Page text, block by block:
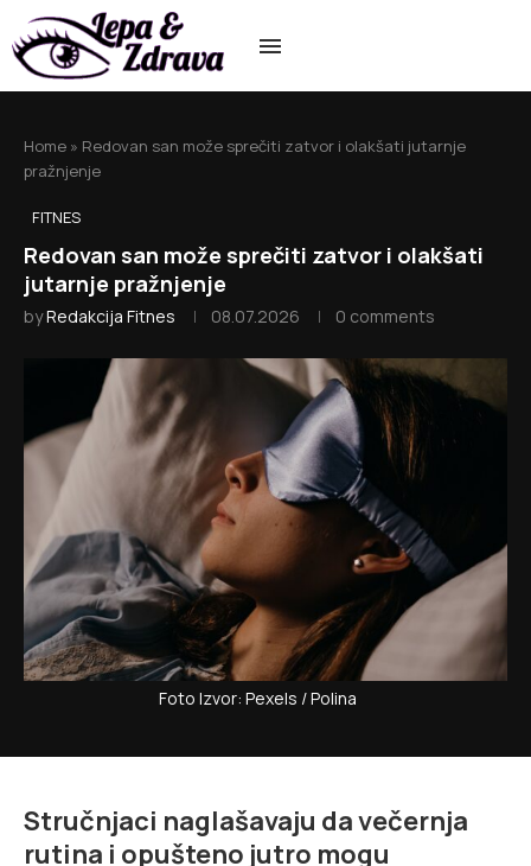
Home » Redovan san može sprečiti zatvor i olakšati jutarnje
pražnjenje
FITNES
Redovan san može sprečiti zatvor i olakšati
jutarnje pražnjenje
byRedakcija Fitnes 08.07.2026 0 comments
Foto Izvor: Pexels / Polina ⠀
Stručnjaci naglašavaju da večernja
rutina i opušteno jutro mogu